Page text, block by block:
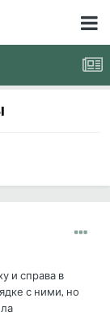
и справа в
с ними, но